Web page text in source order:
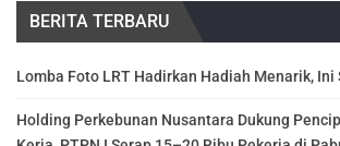
BERITA TERBARU
Lomba Foto LRT Hadirkan Hadiah Menarik, Ini
Holding Perkebunan Nusantara Dukung